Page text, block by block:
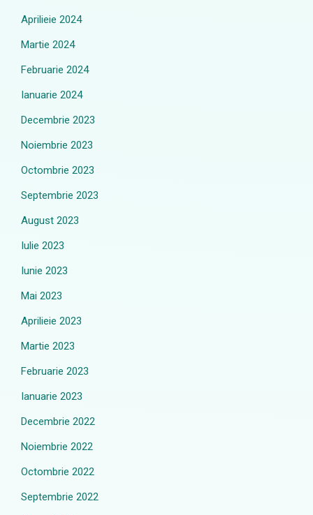
Aprilieie 2024
Martie 2024
Februarie 2024
Ianuarie 2024
Decembrie 2023
Noiembrie 2023
Octombrie 2023
Septembrie 2023
August 2023
Iulie 2023
Iunie 2023
Mai 2023
Aprilieie 2023
Martie 2023
Februarie 2023
Ianuarie 2023
Decembrie 2022
Noiembrie 2022
Octombrie 2022
Septembrie 2022